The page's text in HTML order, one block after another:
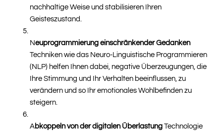
nachhaltige Weise und stabilisieren Ihren
Geisteszustand.
Neuprogrammierung einschränkender Gedanken
Techniken wie das Neuro-Linguistische Programmieren
(NLP) helfen Ihnen dabei, negative Überzeugungen, die
Ihre Stimmung und Ihr Verhalten beeinflussen, zu
verändern und so Ihr emotionales Wohlbefinden zu
steigern.
Abkoppeln von der digitalen Überlastung Technologie